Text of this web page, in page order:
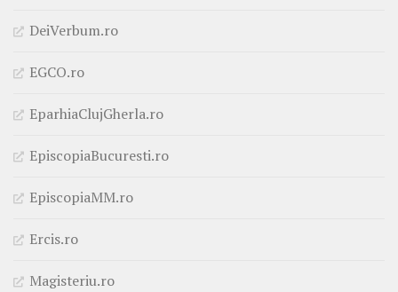
DeiVerbum.ro
EGCO.ro
EparhiaClujGherla.ro
EpiscopiaBucuresti.ro
EpiscopiaMM.ro
Ercis.ro
Magisteriu.ro